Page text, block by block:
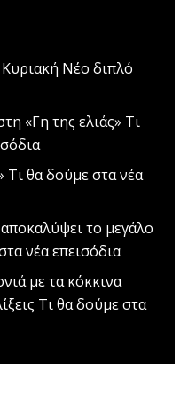
Νέο διπλό
«Γη της ελιάς» Τι
Τι θα δούμε στα νέα
το μεγάλο
νέα επεισόδια
με τα κόκκινα
Τι θα δούμε στα